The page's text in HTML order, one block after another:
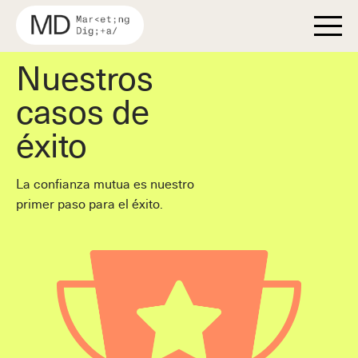
Marketing Digital
Ver Más
SEO
SEM
Google Ads
Bing Ads
Publicidad Programática
Redes Sociales
Crecimiento Orgánico
Publicidad en Redes Sociales
Mailing
Diseño Web
Portfolio
Nuestros
casos de
éxito
La confianza mutua es nuestro
primer paso para el éxito.